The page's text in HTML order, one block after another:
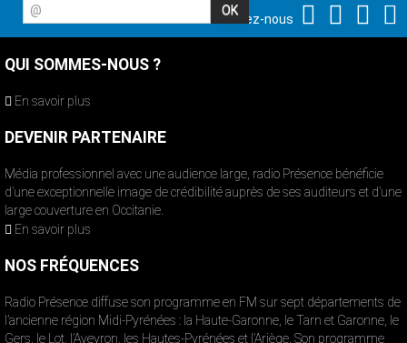
@
Suivez-nous
QUI SOMMES-NOUS ?
En savoir plus
DEVENIR PARTENAIRE
Média professionnel avec une audience large, radio Présence bénéficie
d’une exceptionnelle image de crédibilité auprès de ses auditeurs et d’une
large couverture en Occitanie.
En savoir plus
NOS FRÉQUENCES
Radio Présence diffuse son programme en FM sur sept départements de
l’ancienne région Midi-Pyrénées : la Haute-Garonne, le Tarn et Garonne, le
Gers, le Lot, l’Aveyron, les Hautes-Pyrénées et l’Ariège. Son programme